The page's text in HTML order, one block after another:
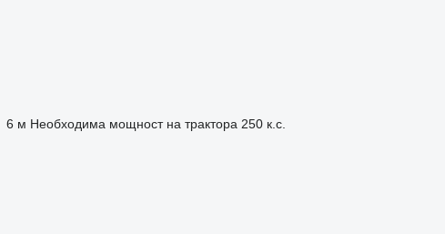
6 м Необходима мощност на трактора 250 к.с.